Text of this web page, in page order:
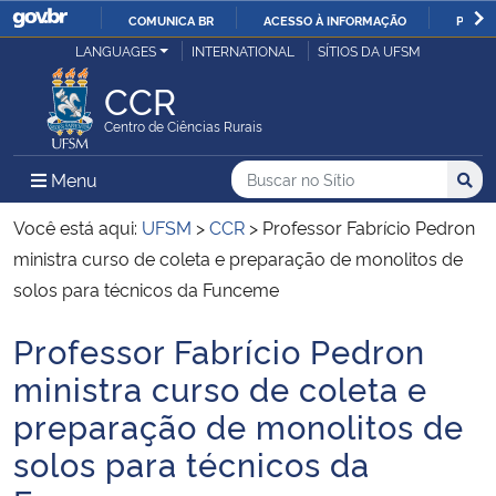
IR
COMUNICA BR ACESSO À INFORMAÇÃO
Ministério da Justiça e Segurança Pública
Ministério da Defesa
Ministério das Relações Exteriores
Ministério da Economia
Ministério da Infraestrutura
Ministério da Agricultura, Pecuária e Abastecimento
Ministério da Educação
LANGUAGES INTERNATIONAL SÍTIOS DA UFSM
CCR
Centro de Ciências Rurais
Menu Menu Principal do Sítio
Busca
Buscar no no Sítio
Busca:
Você está aqui: UFSM >CCR > Professor Fabrício Pedron
ministra curso de coleta e preparação de monolitos de
solos para técnicos da Funceme
Início do conteúdo
Professor Fabrício Pedron
ministra curso de coleta e
preparação de monolitos de
solos para técnicos da